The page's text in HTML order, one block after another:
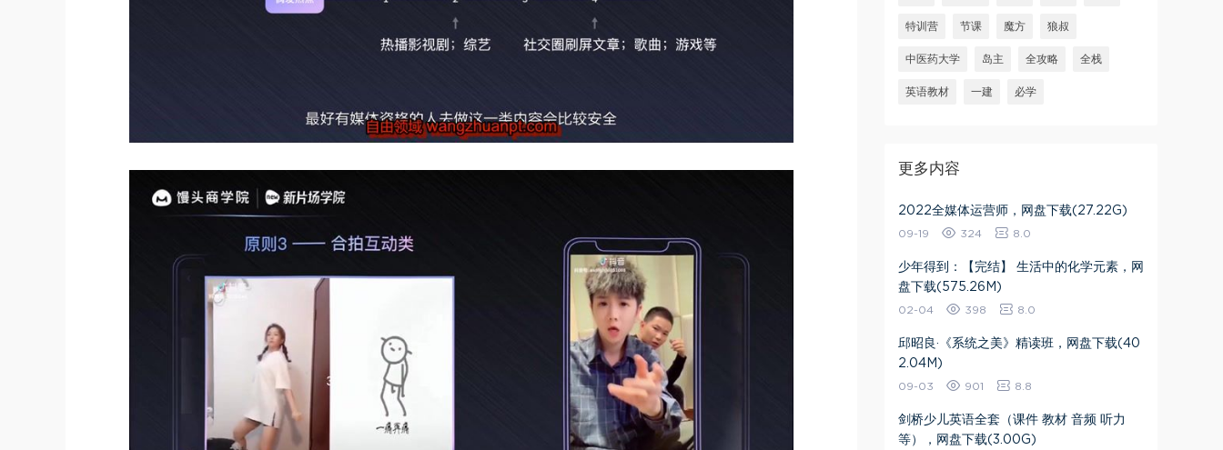
特训营 节课 魔方 狼叔
中医药大学 岛主 全攻略 全栈
英语教材 一建 必学
更多内容
2022全媒体运营师，网盘下载(27.22G)
09-19 324 8.0
少年得到：【完结】 生活中的化学元素，网
盘下载(575.26M)
02-04 398 8.0
邱昭良·《系统之美》精读班，网盘下载(40
2.04M)
09-03 901 8.8
剑桥少儿英语全套（课件 教材 音频 听力
等），网盘下载(3.00G)